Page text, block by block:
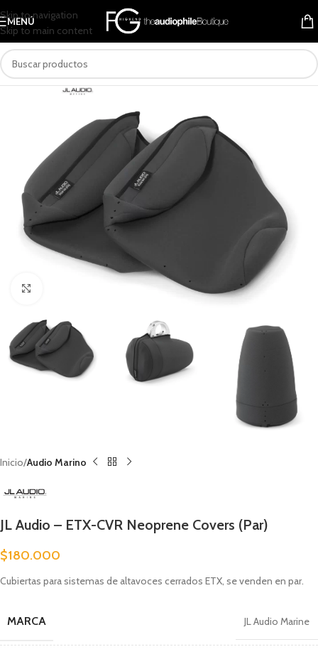
Skip to navigation
Skip to main content
MENÚ
Inicio Audio Marino
JL Audio – ETX-CVR Neoprene Covers (Par)
$180.000
Cubiertas para sistemas de altavoces cerrados ETX, se venden en par.
MARCA JL Audio Marine